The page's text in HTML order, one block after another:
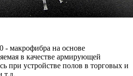
- макрофибра на основе
в качестве армирующей
при устройстве полов в торговых и
т.д.